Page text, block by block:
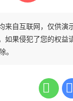
来自互联网，仅供演
如果侵犯了您的权益
。